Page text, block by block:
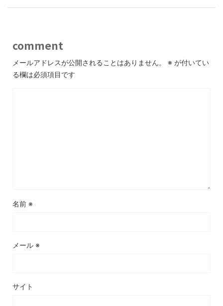
comment
メールアドレスが公開されることはありません。 ※ が付いてい
る欄は必須項目です
名前 ※
メール ※
サイト